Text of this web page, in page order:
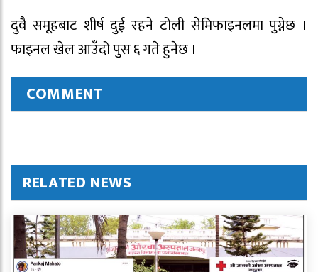
दुवै समूहबाट शीर्ष दुई रहने टोली सेमिफाइनलमा पुग्नेछ ।
फाइनल खेल आउँदो पुस ६ गते हुनेछ ।
COMMENT
RELATED NEWS